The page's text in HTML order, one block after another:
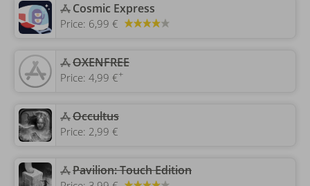
‎Cosmic Express
Price: 6,99 €
‎OXENFREE
Price: 4,99 €+
‎Occultus
Price: 2,99 €
‎Pavilion: Touch Edition